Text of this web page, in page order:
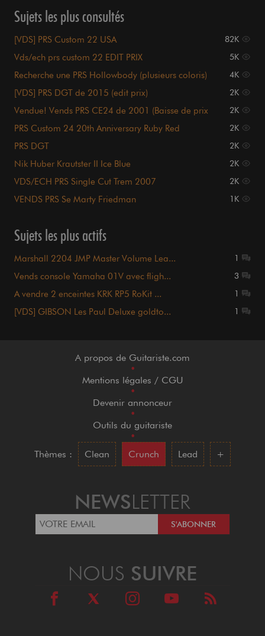
Sujets les plus consultés
[VDS] PRS Custom 22 USA 82K
Vds/ech prs custom 22 EDIT PRIX 5K
Recherche une PRS Hollowbody (plusieurs coloris) 4K
[VDS] PRS DGT de 2015 (edit prix) 2K
Vendue! Vends PRS CE24 de 2001 (Baisse de prix
2K
PRS Custom 24 20th Anniversary Ruby Red 2K
PRS DGT 2K
Nik Huber Krautster II Ice Blue 2K
VDS/ECH PRS Single Cut Trem 2007 2K
VENDS PRS Se Marty Friedman 1K
Sujets les plus actifs
Marshall 2204 JMP Master Volume Lea... 1
Vends console Yamaha 01V avec fligh... 3
A vendre 2 enceintes KRK RP5 RoKit ... 1
[VDS] GIBSON Les Paul Deluxe goldto... 1
A propos de Guitariste.com
•
Mentions légales / CGU
•
Devenir annonceur
•
Outils du guitariste
•
Thèmes :
Clean Crunch Lead +
NEWSLETTER
NOUS SUIVRE